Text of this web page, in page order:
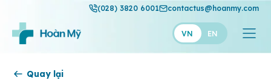
(028) 3820 6001 contactus@hoanmy.com
VN EN
Quay lại